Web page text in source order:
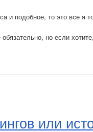
и подобное, то это все я
но если
или